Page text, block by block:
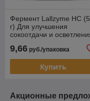
Фермент Lallzyme HC (5
г) Для улучшения
сокоотдачи и
сусла, на 250-500 л
9,66 руб./упаковка
Купить
Акционные